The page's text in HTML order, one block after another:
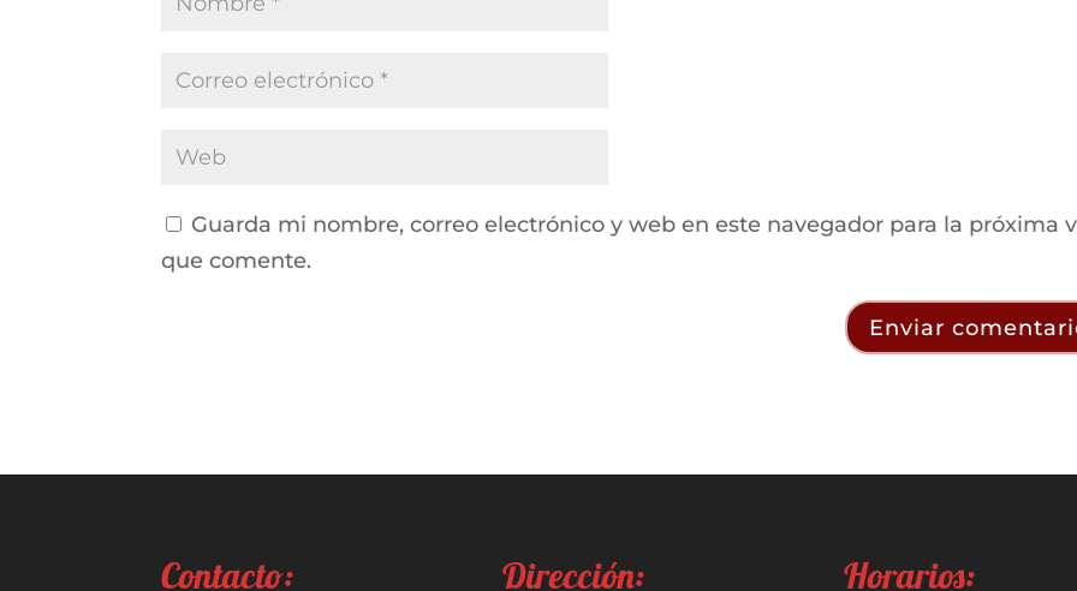
Guarda mi nombre, correo electrónico y web en este navegador para la próxima
que comente.
Contacto: Dirección: Horarios: